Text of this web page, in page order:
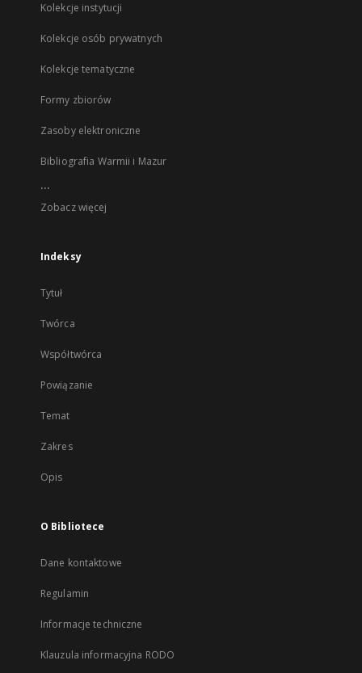
Kolekcje instytucji
Kolekcje osób prywatnych
Kolekcje tematyczne
Formy zbiorów
Zasoby elektroniczne
Bibliografia Warmii i Mazur
...
Zobacz więcej
Indeksy
Tytuł
Twórca
Współtwórca
Powiązanie
Temat
Zakres
Opis
O Bibliotece
Dane kontaktowe
Regulamin
Informacje techniczne
Klauzula informacyjna RODO